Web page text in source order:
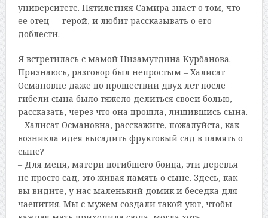
университете. Пятилетняя Самира знает о том, что
ее отец — герой, и любит рассказывать о его
доблести.
Я встретилась с мамой Низамутдина Курбанова.
Признаюсь, разговор был непростым – Халисат
Османовне даже по прошествии двух лет после
гибели сына было тяжело делиться своей болью,
рассказать, через что она прошла, лишившись сына.
– Халисат Османовна, расскажите, пожалуйста, как
возникла идея высадить фруктовый сад в память о
сыне?
– Для меня, матери погибшего бойца, эти деревья
не просто сад, это живая память о сыне. Здесь, как
вы видите, у нас маленький домик и беседка для
чаепития. Мы с мужем создали такой уют, чтобы